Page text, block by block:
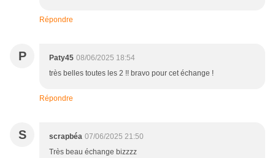
Répondre
P Paty45 08/06/2025 18:54
très belles toutes les 2 !! bravo pour cet échange !
Répondre
S scrapbéa 07/06/2025 21:50
Très beau échange bizzzz